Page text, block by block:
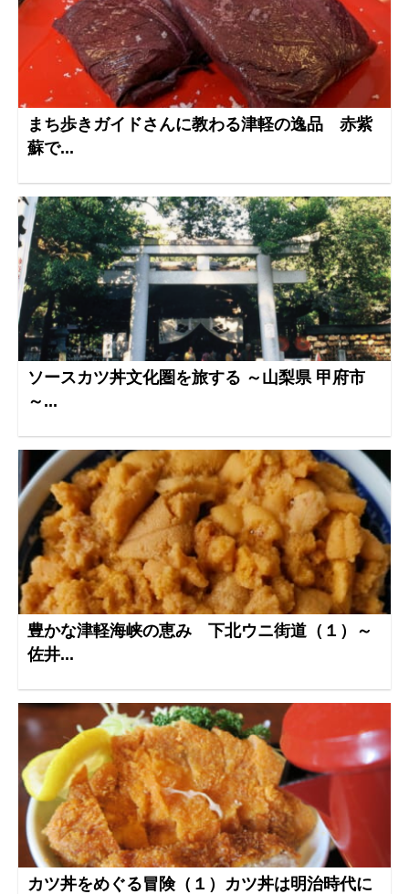
まち歩きガイドさんに教わる津軽の逸品 赤紫
蘇で...
ソースカツ丼文化圏を旅する ～山梨県 甲府市
～...
豊かな津軽海峡の恵み 下北ウニ街道（１）～
佐井...
カツ丼をめぐる冒険（１）カツ丼は明治時代に